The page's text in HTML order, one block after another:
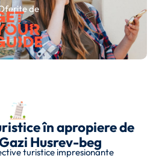
de
în apropiere de
Husrev-beg
turistice impresionante